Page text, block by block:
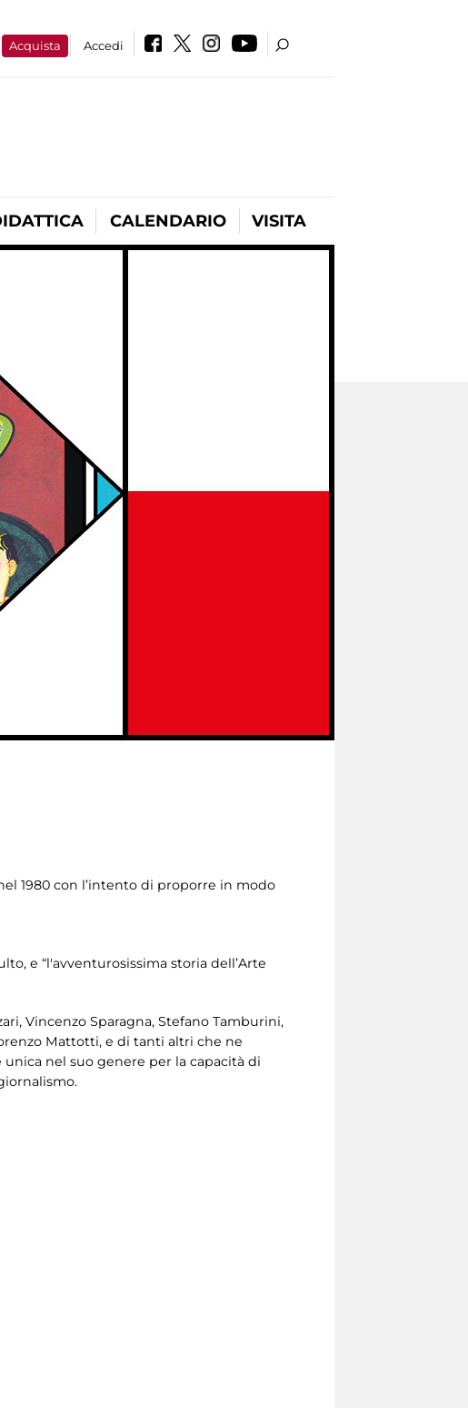
Acquista Accedi
CALENDARIO VISITA
1980 con l’intento di proporre in modo
e “l'avventurosissima storia dell’Arte
Vincenzo Sparagna, Stefano Tamburini,
Mattotti, e di tanti altri che ne
nel suo genere per la capacità di